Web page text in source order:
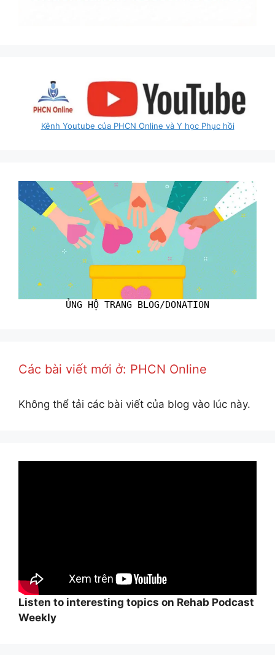
Kênh Youtube của PHCN Online và Y học Phục hồi
ỦNG HỘ TRANG BLOG/DONATION
Các bài viết mới ở: PHCN Online
Không thể tải các bài viết của blog vào lúc này.
Listen to interesting topics on Rehab Podcast
Weekly